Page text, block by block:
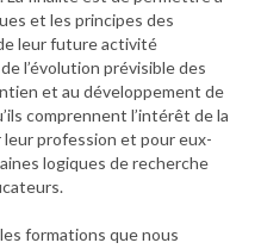
et les principes des
leur future activité
l’évolution prévisible des
et au développement de
comprennent l’intérêt de la
profession et pour eux-
logiques de recherche
formations que nous